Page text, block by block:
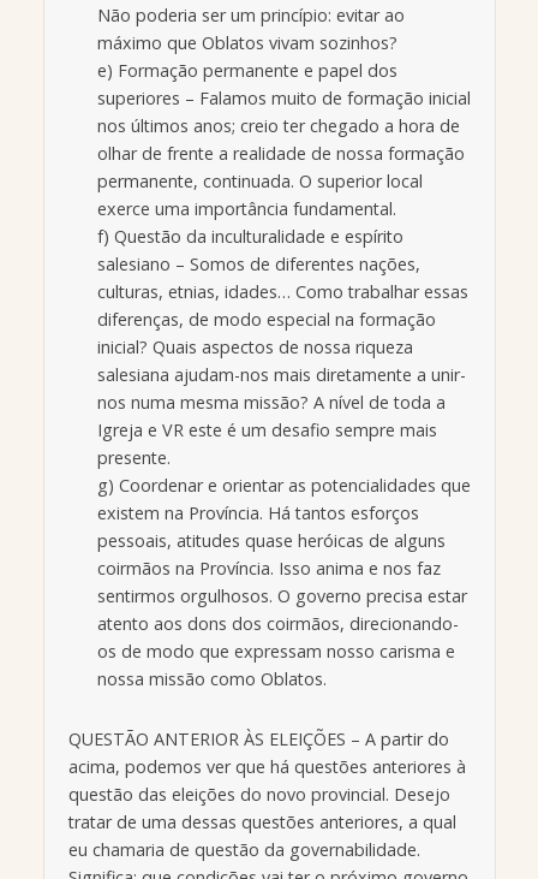
Não poderia ser um princípio: evitar ao
máximo que Oblatos vivam sozinhos?
e) Formação permanente e papel dos
superiores – Falamos muito de formação inicial
nos últimos anos; creio ter chegado a hora de
olhar de frente a realidade de nossa formação
permanente, continuada. O superior local
exerce uma importância fundamental.
f) Questão da inculturalidade e espírito
salesiano – Somos de diferentes nações,
culturas, etnias, idades… Como trabalhar essas
diferenças, de modo especial na formação
inicial? Quais aspectos de nossa riqueza
salesiana ajudam-nos mais diretamente a unir-
nos numa mesma missão? A nível de toda a
Igreja e VR este é um desafio sempre mais
presente.
g) Coordenar e orientar as potencialidades que
existem na Província. Há tantos esforços
pessoais, atitudes quase heróicas de alguns
coirmãos na Província. Isso anima e nos faz
sentirmos orgulhosos. O governo precisa estar
atento aos dons dos coirmãos, direcionando-
os de modo que expressam nosso carisma e
nossa missão como Oblatos.
QUESTÃO ANTERIOR ÀS ELEIÇÕES – A partir do
acima, podemos ver que há questões anteriores à
questão das eleições do novo provincial. Desejo
tratar de uma dessas questões anteriores, a qual
eu chamaria de questão da governabilidade.